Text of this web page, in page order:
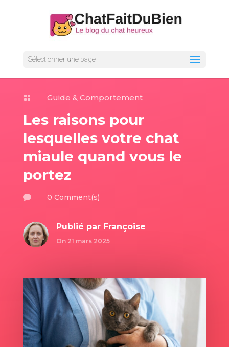
Sélectionner une page
 Guide & Comportement
Les raisons pour
lesquelles votre chat
miaule quand vous le
portez
 0 Comment(s)
Publié par Françoise
On 21 mars 2025